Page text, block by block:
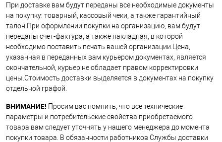
При доставке вам будут переданы все необходимые документы
на покупку: товарный, кассовый чеки, а также гарантийный
талон.При оформлении покупки на организацию, вам будут
переданы счет-фактура, а также накладная, в которой
необходимо поставить печать вашей организации.Цена,
указанная в переданных вам курьером документах, является
окончательной, курьер не обладает правом корректировки
цены.Стоимость доставки выделяется в документах на покупку
отдельной графой.
ВНИМАНИЕ! Просим вас помнить, что все технические
параметры и потребительские свойства приобретаемого
товара вам следует уточнять у нашего менеджера до момента
покупки товара. В обязанности работников Службы доставки